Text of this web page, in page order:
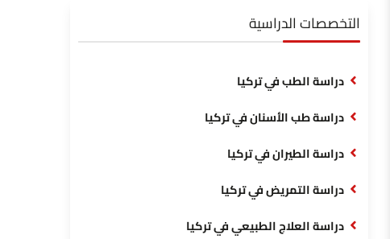
التخصصات الدراسية
دراسة الطب في تركيا
دراسة طب الأسنان في تركيا
دراسة الطيران في تركيا
دراسة التمريض في تركيا
دراسة العلاج الطبيعي في تركيا